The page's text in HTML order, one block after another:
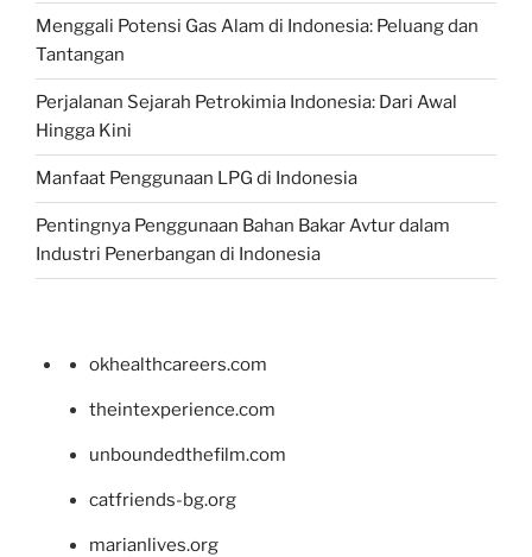
Menggali Potensi Gas Alam di Indonesia: Peluang dan
Tantangan
Perjalanan Sejarah Petrokimia Indonesia: Dari Awal
Hingga Kini
Manfaat Penggunaan LPG di Indonesia
Pentingnya Penggunaan Bahan Bakar Avtur dalam
Industri Penerbangan di Indonesia
okhealthcareers.com
theintexperience.com
unboundedthefilm.com
catfriends-bg.org
marianlives.org